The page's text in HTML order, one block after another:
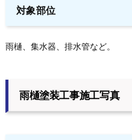
対象部位
雨樋、集水器、排水管など。
雨樋塗装工事施工写真